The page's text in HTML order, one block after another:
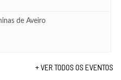
de Aveiro
+ VER TODOS OS EVENTOS